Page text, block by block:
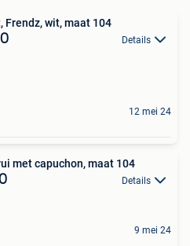
Frendz, wit, maat 104
Details
12 mei 24
met capuchon, maat 104
Details
9 mei 24